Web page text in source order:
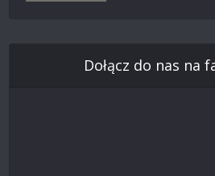
Dołącz do nas na